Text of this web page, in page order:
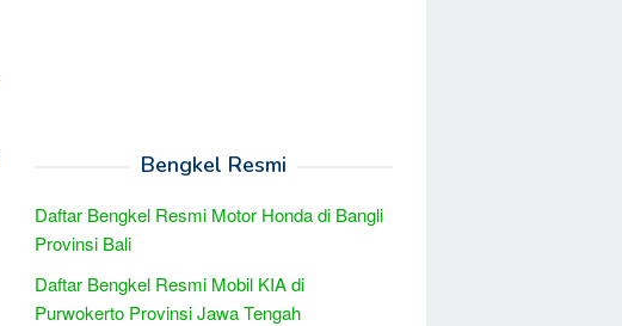
Bengkel Resmi
Daftar Bengkel Resmi Motor Honda di Bangli
Provinsi Bali
Daftar Bengkel Resmi Mobil KIA di
Purwokerto Provinsi Jawa Tengah